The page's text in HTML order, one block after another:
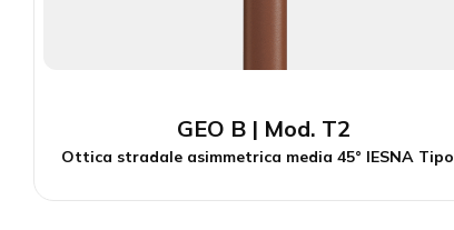
GEO B | Mod. T2
Ottica stradale asimmetrica media 45° IESNA Tipo II